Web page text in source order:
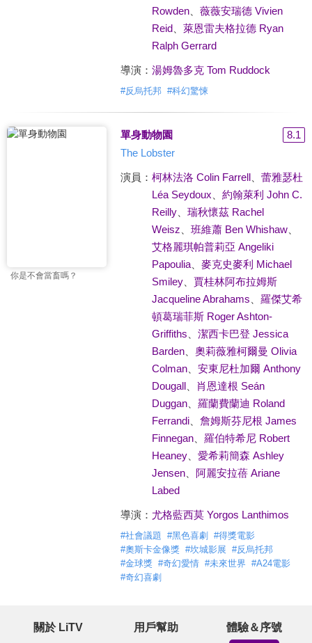
Rowden、 薇薇安瑞德 Vivien
Reid、 萊恩雷夫格拉德 Ryan
Ralph Gerrard
導演： 湯姆魯多克 Tom Ruddock
#反烏托邦 #科幻驚悚
你是不會當畜嗎？
單身動物園
8.1
The Lobster
演員： 柯林法洛 Colin Farrell、 蕾雅瑟杜
Léa Seydoux
約翰萊利 John C.
Reilly、 瑞秋懷茲 Rachel
Weisz
班維蕭 Ben Whishaw、
艾格麗琪帕普莉亞 Angeliki
Papoulia、 麥克史麥利 Michael
Smiley、 賈桂林阿布拉姆斯
Jacqueline Abrahams
羅傑艾希
頓葛瑞菲斯 Roger Ashton-
Griffiths
潔西卡巴登 Jessica
Barden、 奧莉薇雅柯爾曼 Olivia
Colman、 安東尼杜加爾 Anthony
Dougall、 肖恩達根 Seán
Duggan、 羅蘭費蘭迪 Roland
Ferrandi、 詹姆斯芬尼根 James
Finnegan、 羅伯特希尼 Robert
Heaney、 愛希莉簡森 Ashley
Jensen、 阿麗安拉蓓 Ariane
Labed
導演： 尤格藍西莫 Yorgos Lanthimos
#社會議題 #黑色喜劇 #得獎電影
#奧斯卡金像獎 #坎城影展 #反烏托邦
#金球獎 #奇幻愛情 #未來世界 #A24電影
#奇幻喜劇
關於 LiTV 用戶幫助 體驗＆序號